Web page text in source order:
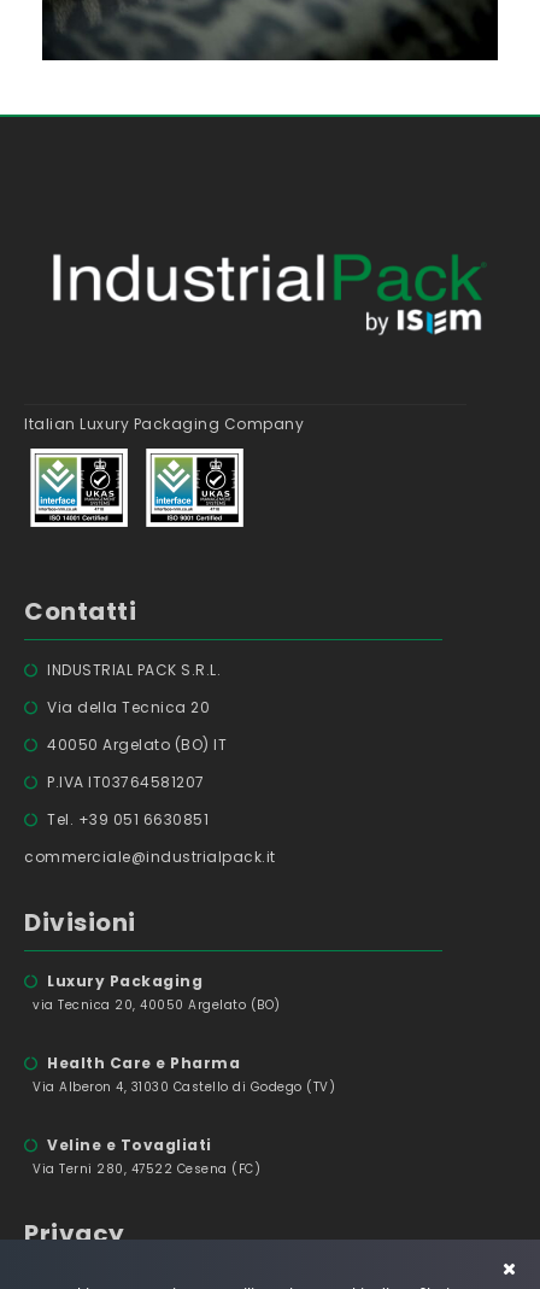
Italian Luxury Packaging Company
Contatti
INDUSTRIAL PACK S.R.L.
Via della Tecnica 20
40050 Argelato (BO) IT
P.IVA IT03764581207
Tel. +39 051 6630851
commerciale@industrialpack.it
Divisioni
Luxury Packaging
via Tecnica 20, 40050 Argelato (BO)
Health Care e Pharma
Via Alberon 4, 31030 Castello di Godego (TV)
Veline e Tovagliati
Via Terni 280, 47522 Cesena (FC)
Privacy